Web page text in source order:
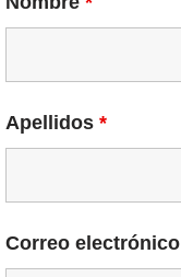
Apellidos *
Correo electrónico